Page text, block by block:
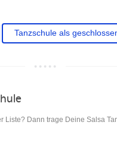
Tanzschule als
Liste? Dann trage Deine Salsa